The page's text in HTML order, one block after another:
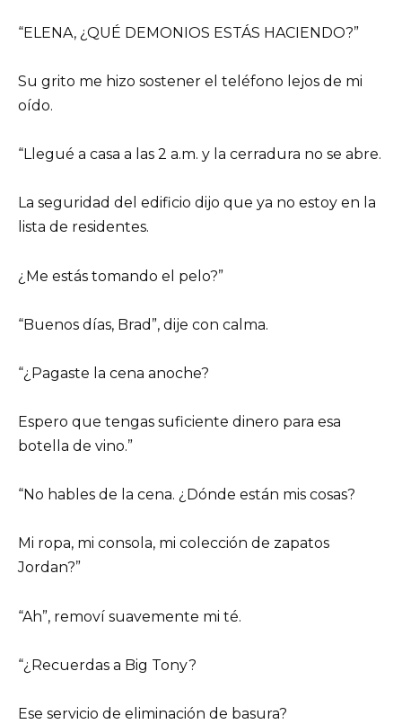
“ELENA, ¿QUÉ DEMONIOS ESTÁS HACIENDO?”
Su grito me hizo sostener el teléfono lejos de mi
oído.
“Llegué a casa a las 2 a.m. y la cerradura no se abre.
La seguridad del edificio dijo que ya no estoy en la
lista de residentes.
¿Me estás tomando el pelo?”
“Buenos días, Brad”, dije con calma.
“¿Pagaste la cena anoche?
Espero que tengas suficiente dinero para esa
botella de vino.”
“No hables de la cena. ¿Dónde están mis cosas?
Mi ropa, mi consola, mi colección de zapatos
Jordan?”
“Ah”, removí suavemente mi té.
“¿Recuerdas a Big Tony?
Ese servicio de eliminación de basura?